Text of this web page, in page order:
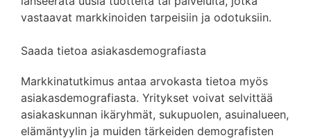
vastaavat markkinoiden tarpeisiin ja odotuksiin.
Saada tietoa asiakasdemografiasta
Markkinatutkimus antaa arvokasta tietoa myös
asiakasdemografiasta. Yritykset voivat selvittää
asiakaskunnan ikäryhmät, sukupuolen, asuinalueen,
elämäntyylin ja muiden tärkeiden demografisten